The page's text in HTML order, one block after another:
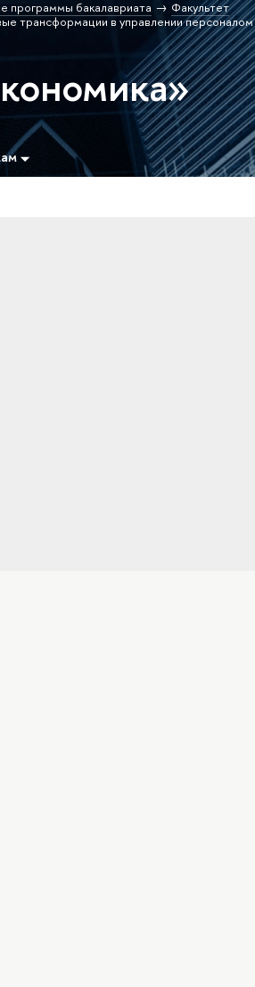
программы бакалавриата
Факультет
трансформации в управлении персоналом